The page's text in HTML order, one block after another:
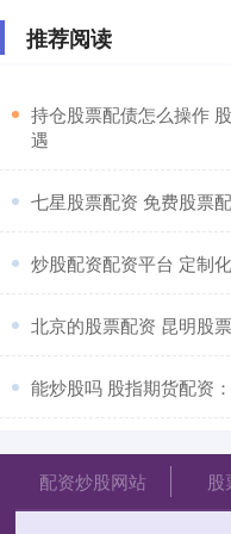
推荐阅读
持仓股票配债怎么操作
遇
七星股票配资 免费股票
炒股配资配资平台 定制
北京的股票配资 昆明股
能炒股吗 股指期货配资
配资炒股网站 股